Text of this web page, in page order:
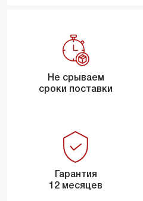
Не срываем
сроки поставки
Гарантия
12 месяцев